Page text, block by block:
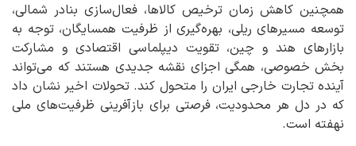
همچنین کاهش زمان ترخیص کالاها، فعال‌سازی بنادر شمالی،
توسعه مسیرهای ریلی، بهره‌گیری از ظرفیت همسایگان، توجه به
بازارهای هند و چین، تقویت دیپلماسی اقتصادی و مشارکت
بخش خصوصی، همگی اجزای نقشه جدیدی هستند که می‌تواند
آینده تجارت خارجی ایران را متحول کند. تحولات اخیر نشان داد
که در دل هر محدودیت، فرصتی برای بازآفرینی ظرفیت‌های ملی
نهفته است.